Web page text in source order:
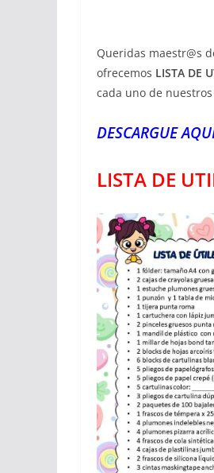
Queridas maestr@s
ofrecemos LISTA DE
cada uno de
DESCARGUE
LISTA DE